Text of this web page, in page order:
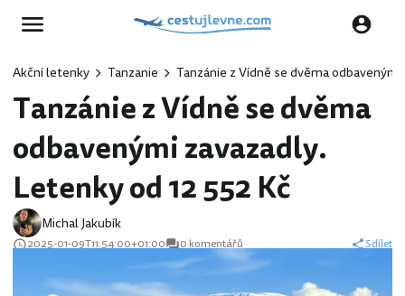
Akční letenky Tanzanie Tanzánie z Vídně se dvěma
Tanzánie z Vídně se dvěma
odbavenými zavazadly.
Letenky od 12 552 Kč
Michal Jakubík
2025-01-09T11:54:00+01:00 0 komentářů Sdílet